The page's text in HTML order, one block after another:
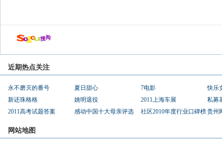
近期热点关注
永不磨灭的番号 夏日甜心 7电影
快乐
新还珠格格
姚明退役 2011上海车展
私募
2011高考试题答案
感动中国十大母亲评选 社区2010年度行业口碑榜贵州
网站地图